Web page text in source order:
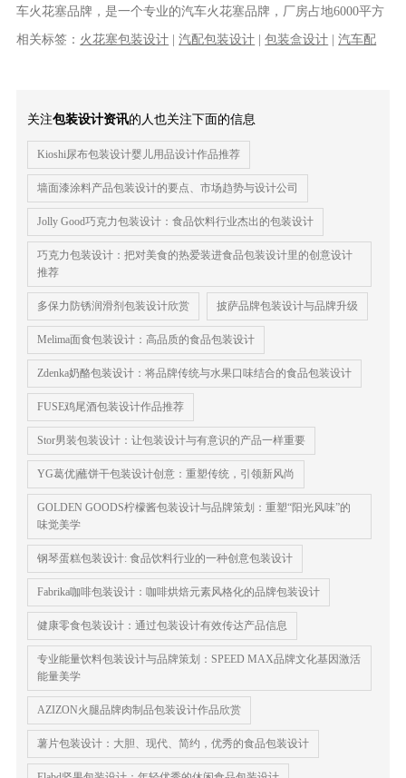
车火花塞品牌，是一个专业的汽车火花塞品牌，厂房占地6000平方
米，拥有近80名高科技生产工......
相关标签： 火花塞包装设计 |汽配包装设计 |包装盒设计 |汽车配
关注包装设计资讯的人也关注下面的信息
Kioshi尿布包装设计婴儿用品设计作品推荐
墙面漆涂料产品包装设计的要点、市场趋势与设计公司
Jolly Good巧克力包装设计：食品饮料行业杰出的包装设计
巧克力包装设计：把对美食的热爱装进食品包装设计里的创意设计
推荐
多保力防锈润滑剂包装设计欣赏 披萨品牌包装设计与品牌升级
Melima面食包装设计：高品质的食品包装设计
Zdenka奶酪包装设计：将品牌传统与水果口味结合的食品包装设计
FUSE鸡尾酒包装设计作品推荐
Stor男装包装设计：让包装设计与有意识的产品一样重要
YG葛优|蘸饼干包装设计创意：重塑传统，引领新风尚
GOLDEN GOODS柠檬酱包装设计与品牌策划：重塑“阳光风味”的
味觉美学
钢琴蛋糕包装设计​: 食品饮料行业的一种创意包装设计
Fabrika咖啡包装设计：咖啡烘焙元素风格化的品牌包装设计
健康零食包装设计：通过包装设计有效传达产品信息
专业能量饮料包装设计与品牌策划：SPEED MAX品牌文化基因激活
能量美学
AZIZON火腿品牌肉制品包装设计作品欣赏
薯片包装设计：大胆、现代、简约，优秀的食品包装设计